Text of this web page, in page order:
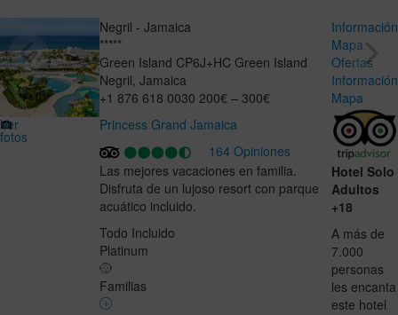
Ver
fotos
Negril - Jamaica
*****
Green Island CP6J+HC Green Island
Negril, Jamaica
+1 876 618 0030 200€ – 300€
Princess Grand Jamaica
164 Opiniones
Las mejores vacaciones en familia.
Disfruta de un lujoso resort con parque
acuático incluido.
Todo Incluido
Platinum
Familias
Información
Mapa
Ofertas
Información
Mapa
Hotel Solo
Adultos
+18
A más de
7.000
personas
les encanta
este hotel